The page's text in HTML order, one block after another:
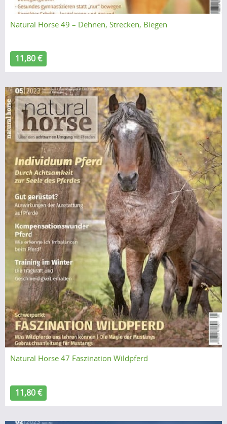
Natural Horse 49 – Dehnen, Strecken, Biegen
11,80 €
Natural Horse 47 Faszination Wildpferd
11,80 €